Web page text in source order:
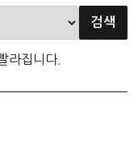
라집니다.